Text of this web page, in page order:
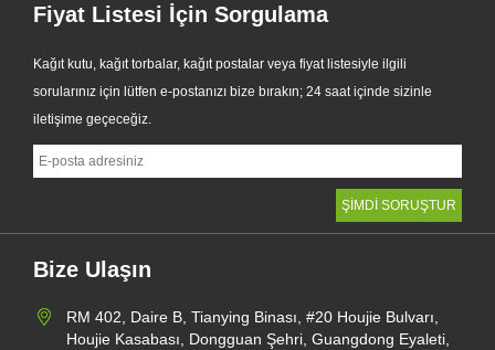
Fiyat Listesi İçin Sorgulama
Kağıt kutu, kağıt torbalar, kağıt postalar veya fiyat listesiyle ilgili
sorularınız için lütfen e-postanızı bize bırakın; 24 saat içinde sizinle
iletişime geçeceğiz.
Bize Ulaşın
RM 402, Daire B, Tianying Binası, #20 Houjie Bulvarı,
Houjie Kasabası, Dongguan Şehri, Guangdong Eyaleti,